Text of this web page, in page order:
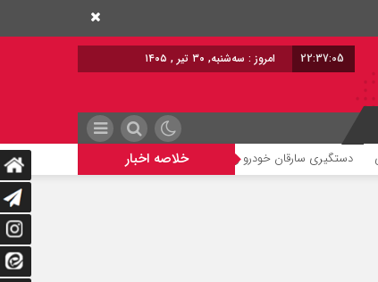
22:37:05 برابر با : Tuesd
خلاصه اخبار
دستگیری سارقان خودرو و لوازم خودرو در پاکدشت بازدید فرماندار